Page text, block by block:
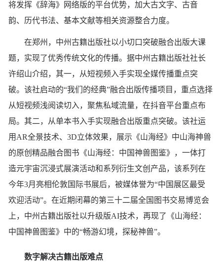
将发挥《辞海》网络版的平台优势，加大古文字、古音
韵、历代书法、基本文献等相关资源整合力度。
在郑州，中州古籍出版社以小切口突破融合出版大课
题，实现了优秀传统文化的传播。据中州古籍出版社社长
许绍山介绍，其一，从短视频入手实现全媒传播重点突
破。该社启动的“我们的经典”融合出版传播项目，重点选择
从短视频浅阅读切入，聚焦私域流量，在抖音平台重点布
局。其二，从单本书入手实现融合出版重点突破。该社运
用AR全景技术、3D立体效果，展示《山海经》中山海神兽
的原创精品融合图书《山海经：中国神兽图鉴》，一体打
造元宇宙沉浸式展演活动和系列衍生文创产品，该系列在
今年3月亮相伦敦国际书展后，被媒体誉为“中国展区最受
欢迎活动”。在近期闭幕的第三十二届全国图书交易博览会
上，中州古籍出版社以升级版AI技术，再现了《山海经：
中国神兽图鉴》中的“畅游幻境，探秘神兽”。
数字解决古籍出版难点